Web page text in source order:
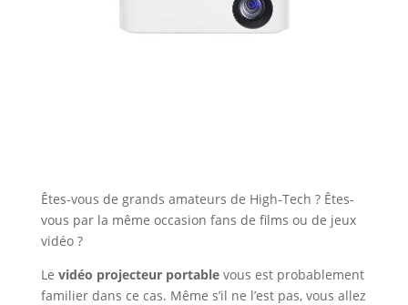
Êtes-vous de grands amateurs de High-Tech ? Êtes-
vous par la même occasion fans de films ou de jeux
vidéo ?
Le vidéo projecteur portablevous est probablement
familier dans ce cas. Même s’il ne l’est pas, vous allez